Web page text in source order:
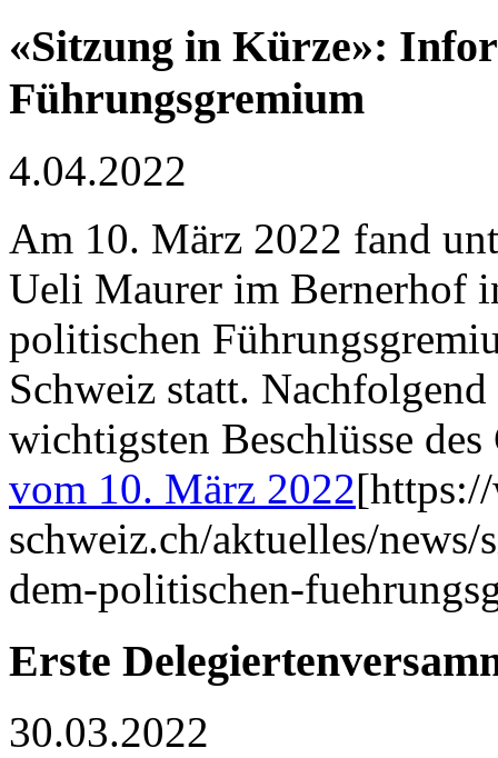
«Sitzung in Kürze»:
Führungsgremium
4.04.2022
Am 10. März 2022 fand
Ueli Maurer im Bernerhof
politischen
Schweiz statt. Nachfolgend
wichtigsten Beschlüsse
vom 10. März 2022
schweiz.ch/aktuelles/
dem-politischen-
Erste
30.03.2022